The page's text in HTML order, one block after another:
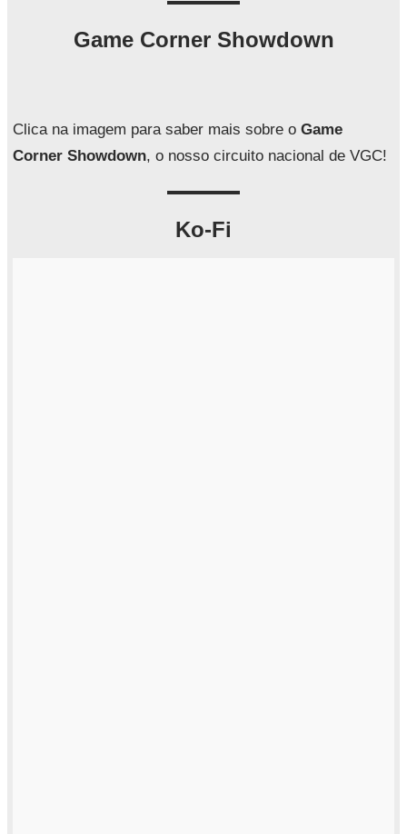
a
r
Game Corner Showdown
Clica na imagem para saber mais sobre o Game
Corner Showdown, o nosso circuito nacional de VGC!
Ko-Fi